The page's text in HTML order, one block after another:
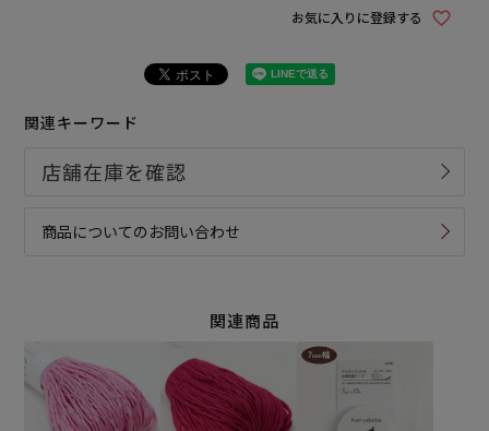
お気に入りに登録する
関連キーワード
商品についてのお問い合わせ
関連商品